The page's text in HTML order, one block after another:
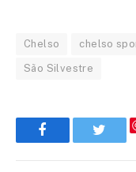
Chelso chelso
São Silvestre
Facebook